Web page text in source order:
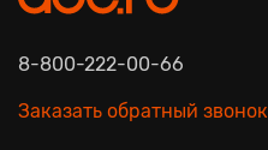
8-800-222-00-66
Заказать обратный звонок